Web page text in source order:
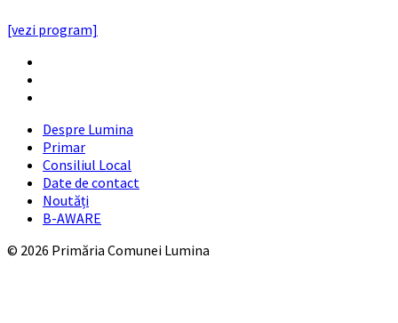
[vezi program]
Despre Lumina
Primar
Consiliul Local
Date de contact
Noutăți
B-AWARE
© 2026 Primăria Comunei Lumina